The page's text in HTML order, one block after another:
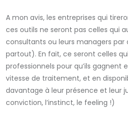
A mon avis, les entreprises qui
ces outils ne seront pas celles qui
consultants ou leurs managers par
partout). En fait, ce seront celles
professionnels pour qu’ils gagnent
vitesse de traitement, et en
davantage à leur présence et leur
conviction, l’instinct, le feeling !)